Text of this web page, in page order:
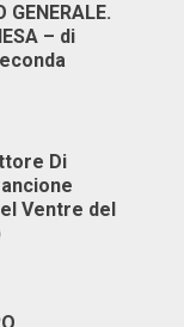
GENERALE.
– di
Di
Ventre del